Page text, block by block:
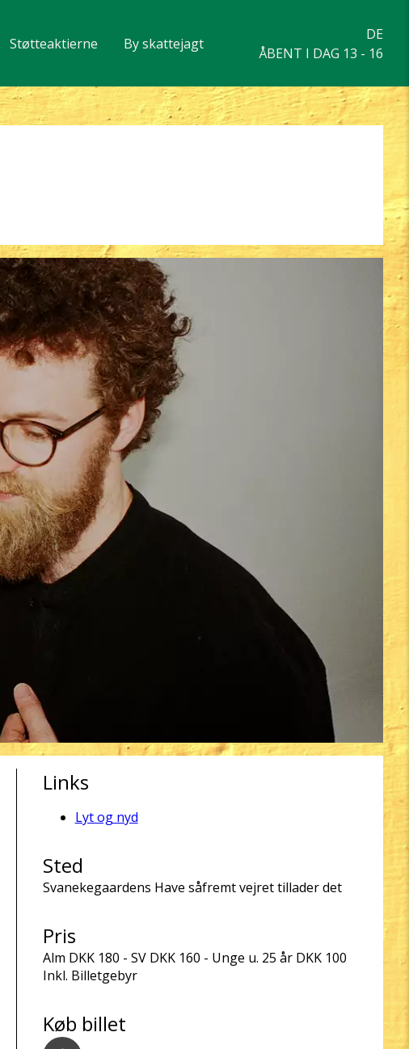
Støtteaktierne By skattejagt
DE
ÅBENT I DAG 13 - 16
Links
Lyt og nyd
Sted
Svanekegaardens Have såfremt vejret tillader det
Pris
Alm DKK 180 - SV DKK 160 - Unge u. 25 år DKK 100
Inkl. Billetgebyr
Køb billet